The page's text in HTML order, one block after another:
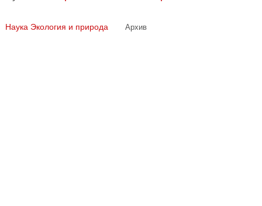
Наука Экология и природа Архив